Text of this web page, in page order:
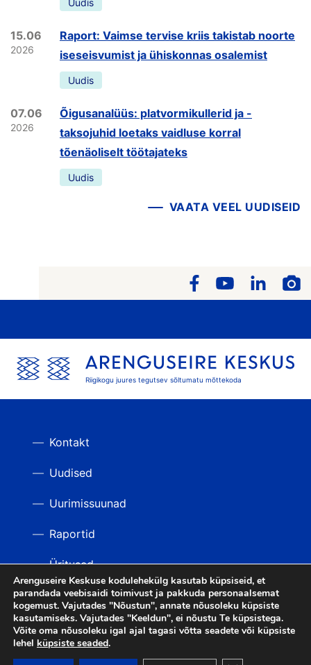
15.06
2026
Raport: Vaimse tervise kriis takistab noorte
iseseisvumist ja ühiskonnas osalemist
Uudis
07.06
2026
Õigusanalüüs: platvormikullerid ja -
taksojuhid loetaks vaidluse korral
tõenäoliselt töötajateks
Uudis
VAATA VEEL UUDISEID
Riigikogu juures tegutsev sõltumatu mõttekoda
LIITU UUDISKIRJAGA
TAGASI ÜLES
Kontakt
Uudised
Uurimissuunad
Raportid
Üritused
Videod
Arenguseire Keskuse kodulehekülg kasutab küpsiseid, et
parandada veebisaidi toimivust ja pakkuda personaalsemat
kogemust. Vajutades "Nõustun", annate nõusoleku küpsiste
kasutamiseks. Vajutades "Keeldun", ei nõustu Te küpsistega.
Võite oma nõusoleku igal ajal tagasi võtta seadete või küpsiste
lehel küpsiste seaded.